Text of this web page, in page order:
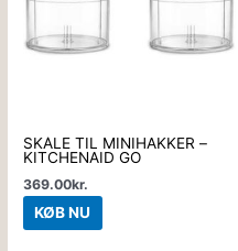
SKÅLE TIL MINIHAKKER –
KITCHENAID GO
369.00kr.
KØB NU